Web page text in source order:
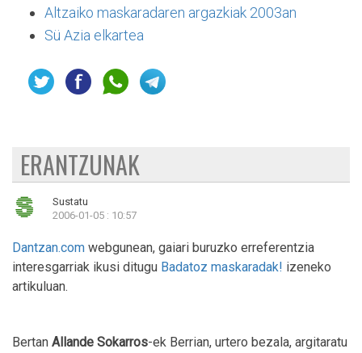
Altzaiko maskaradaren argazkiak 2003an
Sü Azia elkartea
ERANTZUNAK
Sustatu
2006-01-05 : 10:57
Dantzan.com webgunean, gaiari buruzko erreferentzia
interesgarriak ikusi ditugu Badatoz maskaradak! izeneko
artikuluan.
Bertan Allande Sokarros-ek Berrian, urtero bezala, argitaratu